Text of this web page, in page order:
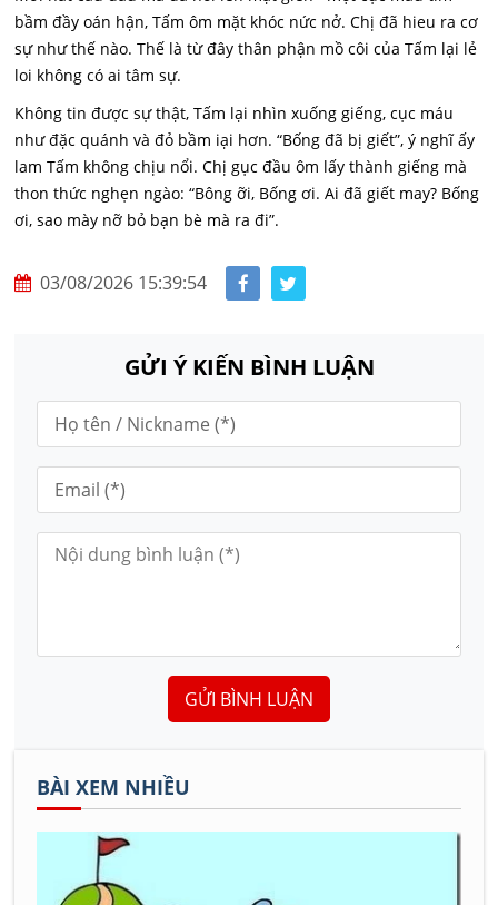
bầm đầy oán hận, Tấm ôm mặt khóc nức nở. Chị đã hieu ra cơ
sự như thế nào. Thế là từ đây thân phận mồ côi của Tấm lại lẻ
loi không có ai tâm sự.
Không tin được sự thật, Tấm lại nhìn xuống giếng, cục máu
như đặc quánh và đỏ bầm iại hơn. “Bống đã bị giết”, ý nghĩ ấy
lam Tấm không chịu nổi. Chị gục đầu ôm lấy thành giếng mà
thon thức nghẹn ngào: “Bông ỡi, Bống ơi. Ai đã giết may? Bống
ơi, sao mày nỡ bỏ bạn bè mà ra đi”.
03/08/2026 15:39:54
GỬI Ý KIẾN BÌNH LUẬN
GỬI BÌNH LUẬN
BÀI XEM NHIỀU